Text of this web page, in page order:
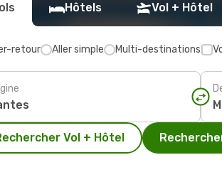
Hôtels Vol + Hôtel
retour Aller simple Multi-destinations
Vol + Hôtel